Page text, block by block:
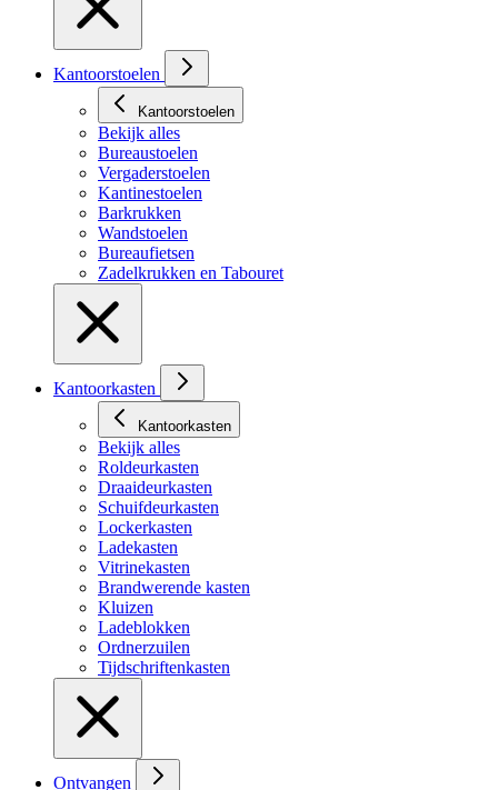
Kantoorstoelen
Kantoorstoelen
Bekijk alles
Bureaustoelen
Vergaderstoelen
Kantinestoelen
Barkrukken
Wandstoelen
Bureaufietsen
Zadelkrukken en Tabouret
Kantoorkasten
Kantoorkasten
Bekijk alles
Roldeurkasten
Draaideurkasten
Schuifdeurkasten
Lockerkasten
Ladekasten
Vitrinekasten
Brandwerende kasten
Kluizen
Ladeblokken
Ordnerzuilen
Tijdschriftenkasten
Ontvangen